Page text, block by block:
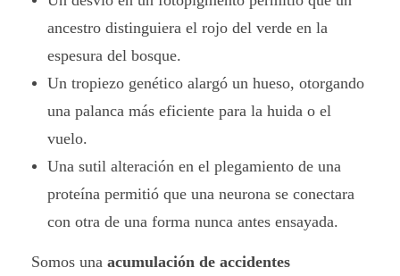
ancestro distinguiera el rojo del verde en la
espesura del bosque.
Un tropiezo genético alargó un hueso, otorgando
una palanca más eficiente para la huida o el
vuelo.
Una sutil alteración en el plegamiento de una
proteína permitió que una neurona se conectara
con otra de una forma nunca antes ensayada.
Somos una acumulación de accidentes